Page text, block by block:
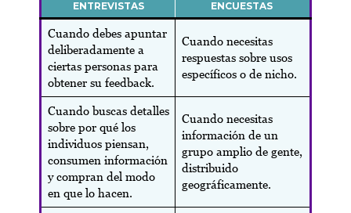
ENTREVISTAS ENCUESTAS
Cuando debes apuntar
deliberadamente a
ciertas personas para
obtener su feedback.
Cuando necesitas
respuestas sobre usos
específicos o de nicho.
Cuando buscas detalles
sobre por qué los
individuos piensan,
consumen información
y compran del modo
en que lo hacen.
Cuando necesitas
información de un
grupo amplio de gente,
distribuido
geográficamente.